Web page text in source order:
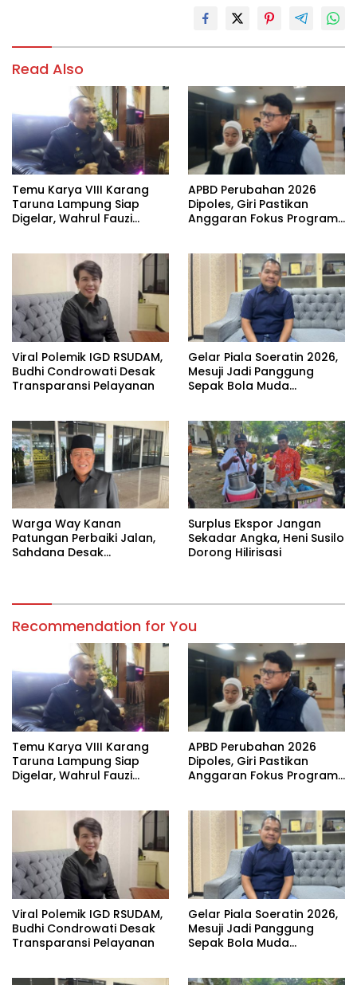
Read Also
Temu Karya VIII Karang
Taruna Lampung Siap
Digelar, Wahrul Fauzi
APBD Perubahan 2026
Dipoles, Giri Pastikan
Anggaran Fokus Program
Viral Polemik IGD RSUDAM,
Budhi Condrowati Desak
Transparansi Pelayanan
Gelar Piala Soeratin 2026,
Mesuji Jadi Panggung
Sepak Bola Muda
Warga Way Kanan
Patungan Perbaiki Jalan,
Sahdana Desak
Surplus Ekspor Jangan
Sekadar Angka, Heni Susilo
Dorong Hilirisasi
Recommendation for You
Temu Karya VIII Karang
Taruna Lampung Siap
Digelar, Wahrul Fauzi
APBD Perubahan 2026
Dipoles, Giri Pastikan
Anggaran Fokus Program
Viral Polemik IGD RSUDAM,
Budhi Condrowati Desak
Transparansi Pelayanan
Gelar Piala Soeratin 2026,
Mesuji Jadi Panggung
Sepak Bola Muda